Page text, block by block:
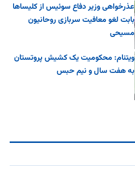
عذرخواهی وزیر دفاع سوئیس از کلیساها
بابت لغو معافیت سربازی روحانیون
مسیحی
ویتنام: محکومیت یک کشیش پروتستان
به هفت سال و نیم حبس